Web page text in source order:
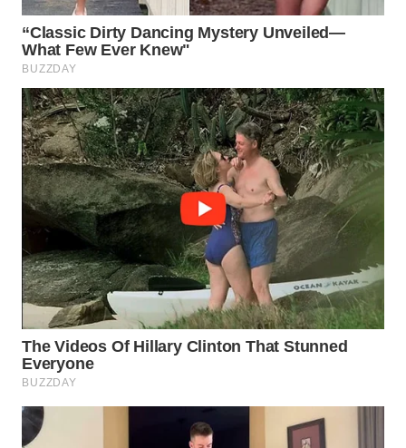
CIREBON
WN
INDRAMAYU
WN
KUNINGAN
WN
MAJALENGKA
WN
SUBANG
WN
SUKABUMI
PURWAKARTA